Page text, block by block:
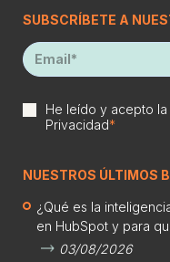
SUBSCRÍBETE A
He leído y acepto la
Privacidad*
NUESTROS ÚLTIMOS
¿Qué es la
en HubSpot y para
03/08/2026